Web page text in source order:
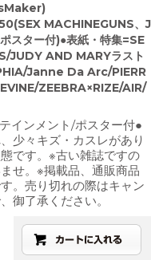
MACHINEGUNS、J
スター付)●表紙・特集=SE
JUDY AND MARYラスト
Janne Da Arc/PIERR
ZEEBRA×RIZE/AIR/
インメント/ポスター付●
少々キズ・カスレがあり
です。※古い雑誌ですの
せ。※掲載品、通販商品
。売り切れの際はキャン
御了承ください。